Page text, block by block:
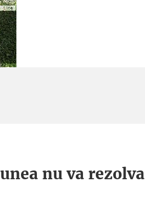
nu va rezolva